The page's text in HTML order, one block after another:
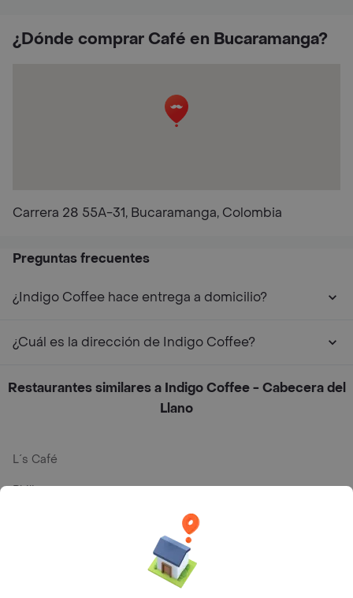
¿Dónde comprar Café en Bucaramanga?
Carrera 28 55A-31, Bucaramanga, Colombia
Preguntas frecuentes
¿Indigo Coffee hace entrega a domicilio?
¿Cuál es la dirección de Indigo Coffee?
Restaurantes similares a Indigo Coffee - Cabecera del
Llano
L´s Café
Philippe